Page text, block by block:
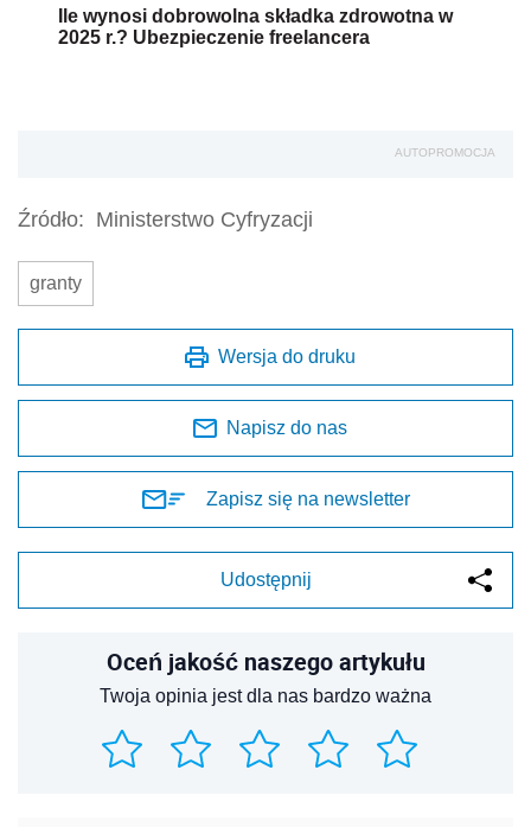
Ile wynosi dobrowolna składka zdrowotna w
2025 r.? Ubezpieczenie freelancera
AUTOPROMOCJA
Źródło: Ministerstwo Cyfryzacji
granty
Wersja do druku
Napisz do nas
Zapisz się na newsletter
Udostępnij
Oceń jakość naszego artykułu
Twoja opinia jest dla nas bardzo ważna